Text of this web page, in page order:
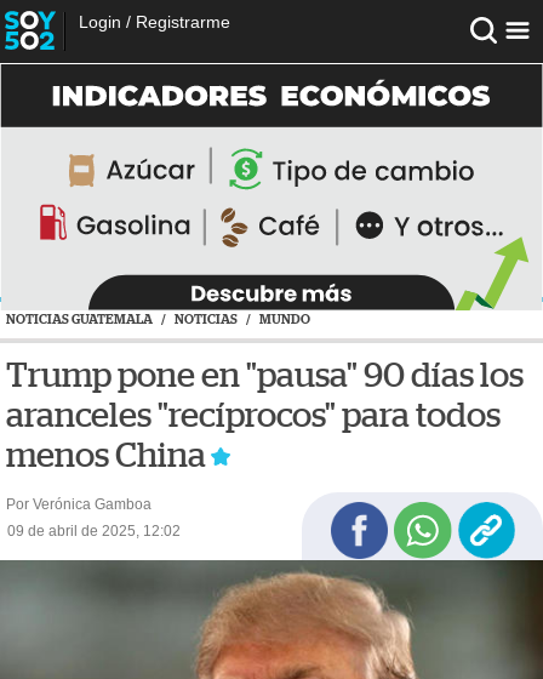
Login / Registrarme
NOTICIAS GUATEMALA / NOTICIAS / MUNDO
Trump pone en "pausa" 90 días los
aranceles "recíprocos" para todos
menos China
Por Verónica Gamboa
09 de abril de 2025, 12:02